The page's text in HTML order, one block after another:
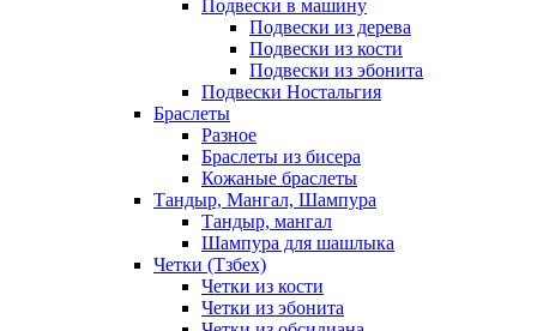
Подвески в машину
Подвески из дерева
Подвески из кости
Подвески из эбонита
Подвески Ностальгия
Браслеты
Разное
Браслеты из бисера
Кожаные браслеты
Тандыр, Мангал, Шампура
Тандыр, мангал
Шампура для шашлыка
Четки (Тзбех)
Четки из кости
Четки из эбонита